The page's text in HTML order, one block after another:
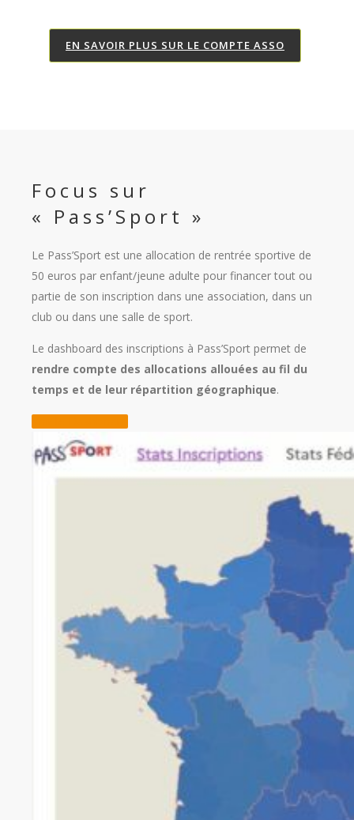
EN SAVOIR PLUS SUR LE COMPTE ASSO
Focus sur
« Pass’Sport »
Le Pass’Sport est une allocation de rentrée sportive de
50 euros par enfant/jeune adulte pour financer tout ou
partie de son inscription dans une association, dans un
club ou dans une salle de sport.
Le dashboard des inscriptions à Pass’Sport permet de
rendre compte des allocations allouées au fil du
temps et de leur répartition géographique.